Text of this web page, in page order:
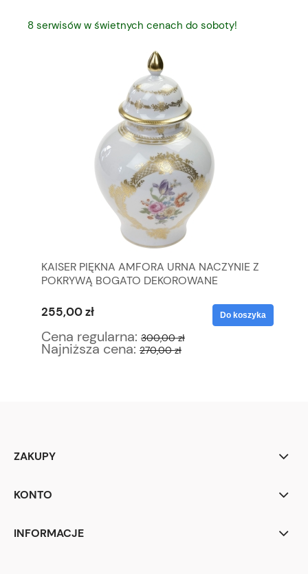
8 serwisów w świetnych cenach do soboty!
KAISER PIĘKNA AMFORA URNA NACZYNIE Z
POKRYWĄ BOGATO DEKOROWANE
255,00 zł
Cena regularna: 300,00 zł
Najniższa cena: 270,00 zł
Do koszyka
ZAKUPY
KONTO
INFORMACJE